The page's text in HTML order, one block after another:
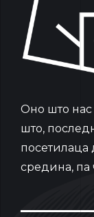
Oно што нас
што,
посетилаца
средина, па